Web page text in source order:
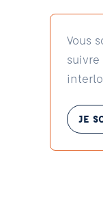
Vous
JE